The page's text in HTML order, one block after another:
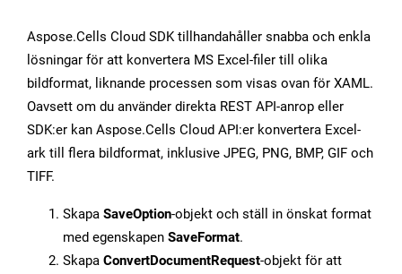
Aspose.Cells Cloud SDK tillhandahåller snabba och enkla
lösningar för att konvertera MS Excel-filer till olika
bildformat, liknande processen som visas ovan för XAML.
Oavsett om du använder direkta REST API-anrop eller
SDK:er kan Aspose.Cells Cloud API:er konvertera Excel-
ark till flera bildformat, inklusive JPEG, PNG, BMP, GIF och
TIFF.
Skapa SaveOption-objekt och ställ in önskat format
med egenskapen SaveFormat.
Skapa ConvertDocumentRequest-objekt för att